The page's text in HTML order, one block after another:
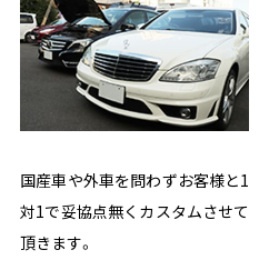
国産車や外車を問わずお客様と1
対1で妥協点無くカスタムさせて
頂きます。